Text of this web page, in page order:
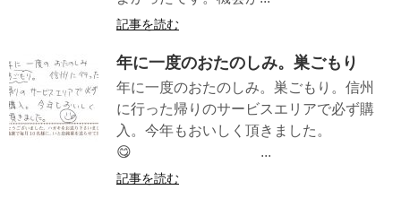
記事を読む
年に一度のおたのしみ。巣ごもり
年に一度のおたのしみ。巣ごもり。信州
に行った帰りのサービスエリアで必ず購
入。今年もおいしく頂きました。
😋 ...
記事を読む